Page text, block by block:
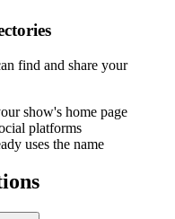
find and share your
show's home page
platforms
uses the name